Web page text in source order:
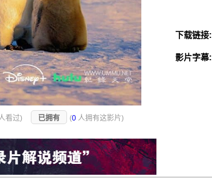
下载链接:
影片字幕:
看过) 已拥有 (0 人拥有这影片)